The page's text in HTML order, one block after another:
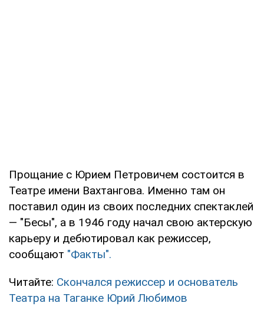
Прощание с Юрием Петровичем состоится в
Театре имени Вахтангова. Именно там он
поставил один из своих последних спектаклей
— "Бесы", а в 1946 году начал свою актерскую
карьеру и дебютировал как режиссер,
сообщают "Факты".
Читайте: Скончался режиссер и основатель
Театра на Таганке Юрий Любимов